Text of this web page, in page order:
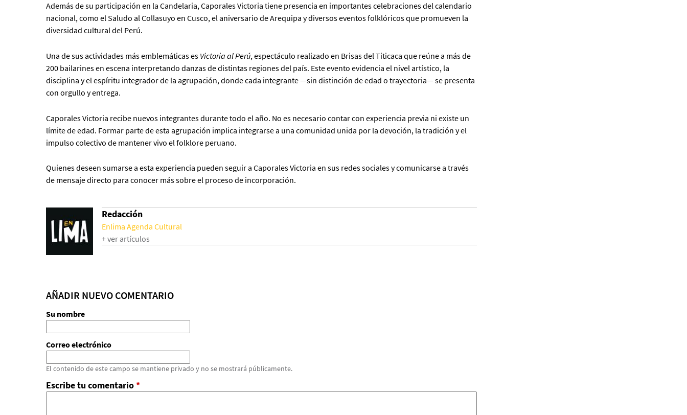
Además de su participación en la Candelaria, Caporales Victoria tiene presencia en importantes celebraciones del calendario
nacional, como el Saludo al Collasuyo en Cusco, el aniversario de Arequipa y diversos eventos folklóricos que promueven la
diversidad cultural del Perú.
Una de sus actividades más emblemáticas es Victoria al Perú, espectáculo realizado en Brisas del Titicaca que reúne a más de
200 bailarines en escena interpretando danzas de distintas regiones del país. Este evento evidencia el nivel artístico, la
disciplina y el espíritu integrador de la agrupación, donde cada integrante —sin distinción de edad o trayectoria— se presenta
con orgullo y entrega.
Caporales Victoria recibe nuevos integrantes durante todo el año. No es necesario contar con experiencia previa ni existe un
límite de edad. Formar parte de esta agrupación implica integrarse a una comunidad unida por la devoción, la tradición y el
impulso colectivo de mantener vivo el folklore peruano.
Quienes deseen sumarse a esta experiencia pueden seguir a Caporales Victoria en sus redes sociales y comunicarse a través
de mensaje directo para conocer más sobre el proceso de incorporación.
Redacción
Enlima Agenda Cultural
+ ver artículos
AÑADIR NUEVO COMENTARIO
Su nombre
Correo electrónico
El contenido de este campo se mantiene privado y no se mostrará públicamente.
Escribe tu comentario*